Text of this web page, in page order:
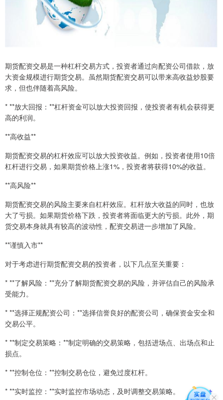
期货配资交易是一种杠杆交易方式，投资者通过向配资公司借款，放
大资金规模进行期货交易。虽然期货配资交易可以带来高收益炒股要
求，但也伴随着高风险。
* **放大回报：**杠杆资金可以放大投资回报，使投资者有机会获得更
高的利润。
**高收益**
期货配资交易的杠杆效应可以放大投资收益。例如，投资者使用10倍
杠杆进行交易，如果期货价格上涨1%，投资者将获得10%的收益。
**高风险**
期货配资交易的风险主要来自杠杆效应。杠杆放大收益的同时，也放
大了亏损。如果期货价格下跌，投资者将面临更大的亏损。此外，期
货交易本身就具有较高的波动性，配资交易进一步增加了风险。
**谨慎入市**
对于考虑进行期货配资交易的投资者，以下几点至关重要：
* **了解风险：**充分了解期货配资交易的风险，并评估自己的风险承
受能力。
* **选择正规配资公司：**选择信誉良好的配资公司，确保资金安全和
交易公平。
* **制定交易策略：**制定明确的交易策略，包括进场点、出场点和止
损点。
* **控制仓位：**控制交易仓位，避免过度杠杆。
* **实时监控：**实时监控市场动态，及时调整交易策略。